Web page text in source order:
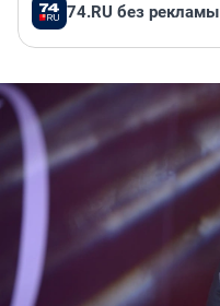
74.RU без рекламы